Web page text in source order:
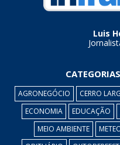
Luis
AGRONEGÓCIO CERRO
ECONOMIA
EDUCAÇÃO
MEIO AMBIENTE